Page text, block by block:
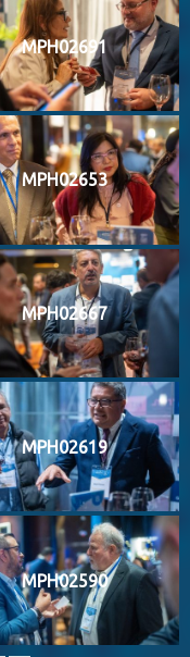
MPH02691
MPH02653
MPH02667
MPH02619
MPH02590